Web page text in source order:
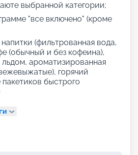
выбранной категории;
"все включено" (кроме
(фильтрованная вода,
(обычный и без кофеина),
ароматизированная
горячий
быстрого